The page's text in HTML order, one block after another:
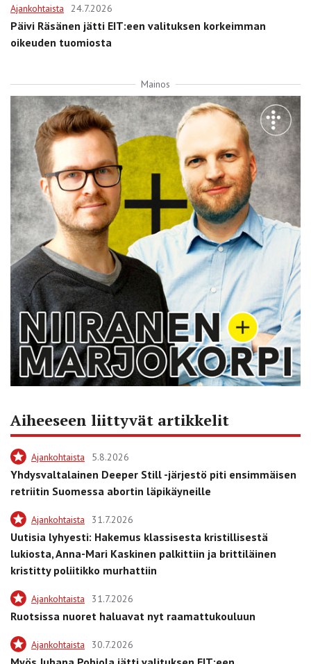
Ajankohtaista 24.7.2026
Päivi Räsänen jätti EIT:een valituksen korkeimman
oikeuden tuomiosta
Mainos
Aiheeseen liittyvät artikkelit
Ajankohtaista 5.8.2026
Yhdysvaltalainen Deeper Still -järjestö piti ensimmäisen
retriitin Suomessa abortin läpikäyneille
Ajankohtaista 31.7.2026
Uutisia lyhyesti: Hakemus klassisesta kristillisestä
lukiosta, Anna-Mari Kaskinen palkittiin ja brittiläinen
kristitty poliitikko murhattiin
Ajankohtaista 31.7.2026
Ruotsissa nuoret haluavat nyt raamattukouluun
Ajankohtaista 30.7.2026